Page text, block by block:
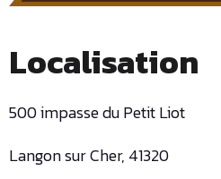
Localisation
500 impasse du Petit Liot
Langon sur Cher, 41320